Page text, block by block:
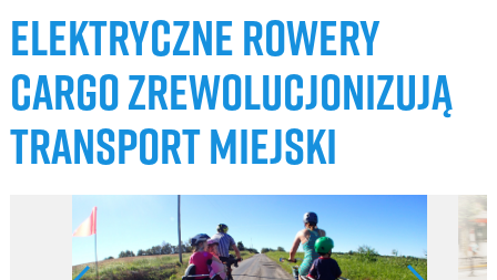
ELEKTRYCZNE ROWERY
CARGO ZREWOLUCJONIZUJĄ
TRANSPORT MIEJSKI